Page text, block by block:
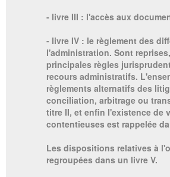
- livre III : l'accès aux
- livre IV : le règlement des
l'administration. Sont
principales règles
recours administratifs.
règlements alternatifs des
conciliation, arbitrage ou
titre II, et enfin l'existence de
contentieuses est rappelée
Les dispositions relatives à
regroupées dans un livre V.